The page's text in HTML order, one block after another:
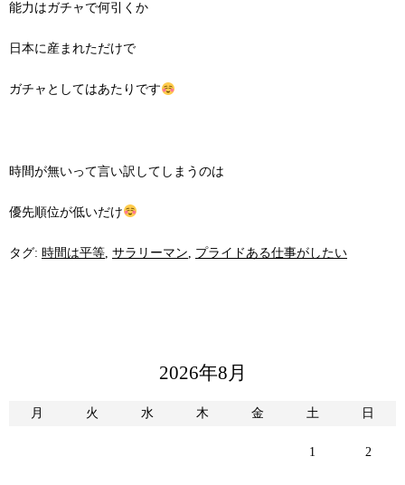
能力はガチャで何引くか
日本に産まれただけで
ガチャとしてはあたりです
時間が無いって言い訳してしまうのは
優先順位が低いだけ
タグ: 時間は平等 サラリーマン プライドある仕事がしたい
2026年8月
月 火 水 木 金 土 日
1 2